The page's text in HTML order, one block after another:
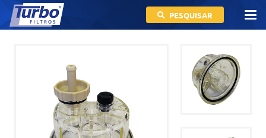
PESQUISAR